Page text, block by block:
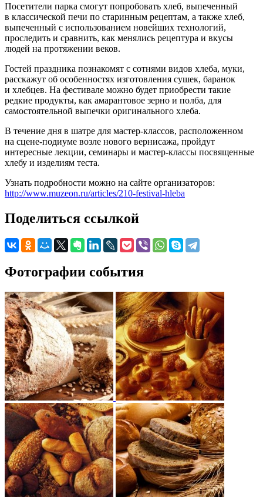
Посетители парка смогут попробовать хлеб, выпеченный
в классической печи по старинным рецептам, а также хлеб,
выпеченный с использованием новейших технологий,
проследить и сравнить, как менялись рецептура и вкусы
людей на протяжении веков.
Гостей праздника познакомят с сотнями видов хлеба, муки,
расскажут об особенностях изготовления сушек, баранок
и хлебцев. На фестивале можно будет приобрести такие
редкие продукты, как амарантовое зерно и полба, для
самостоятельной выпечки оригинального хлеба.
В течение дня в шатре для мастер-классов, расположенном
на сцене-подиуме возле нового вернисажа, пройдут
интересные лекции, семинары и мастер-классы посвященные
хлебу и изделиям теста.
Узнать подробности можно на сайте организаторов:
http://www.muzeon.ru/articles/210-festival-hleba
Поделиться ссылкой
Фотографии события